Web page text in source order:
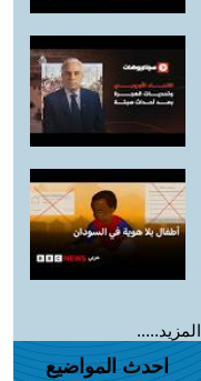
المزيد.....
احدث المواضيع